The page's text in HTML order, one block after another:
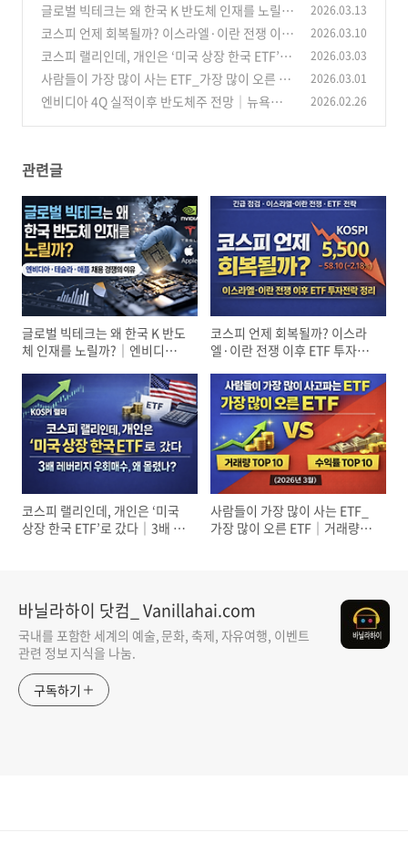
글로벌 빅테크는 왜 한국 K 반도체 인재를 노릴
까?｜엔비디아·테슬라·애플 채용 경쟁의 이유
(8)
2026.03.13
코스피 언제 회복될까? 이스라엘·이란 전쟁 이후
ETF 투자전략 정리
(23)
2026.03.10
코스피 랠리인데, 개인은 ‘미국 상장 한국 ETF’로
갔다｜3배 레버리지 우회매수, 왜 몰렸나
(23)
2026.03.03
사람들이 가장 많이 사는 ETF_가장 많이 오른 ET
F｜거래량·수익률 TOP10 비교 (2026년 3월)
2026.03.01
엔비디아 4Q 실적이후 반도체주 전망｜뉴욕증시
2026.02.26
관련글
글로벌 빅테크는 왜 한국 K 반도
체 인재를 노릴까?｜엔비디아·
코스피 언제 회복될까? 이스라
엘·이란 전쟁 이후 ETF 투자전
코스피 랠리인데, 개인은 ‘미국
상장 한국 ETF’로 갔다｜3배 레
사람들이 가장 많이 사는 ETF_
가장 많이 오른 ETF｜거래량·
바닐라하이 닷컴_ Vanillahai.com
국내를 포함한 세계의 예술, 문화, 축제, 자유여행, 이벤트
관련 정보 지식을 나눔.
구독하기